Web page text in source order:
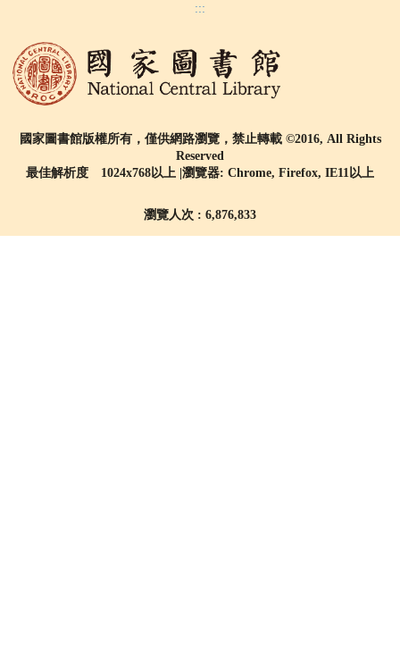
:::
國家圖書館版權所有，僅供網路瀏覽，禁止轉載 ©2016, All Rights
Reserved
最佳解析度 1024x768以上 |瀏覽器: Chrome, Firefox, IE11以上
瀏覽人次 : 6,876,833